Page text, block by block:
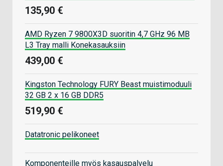
135,90 €
AMD Ryzen 7 9800X3D suoritin 4,7 GHz 96 MB
L3 Tray malli Konekasauksiin
439,00 €
Kingston Technology FURY Beast muistimoduuli
32 GB 2 x 16 GB DDR5
519,90 €
Datatronic pelikoneet
Komponenteille myös kasauspalvelu